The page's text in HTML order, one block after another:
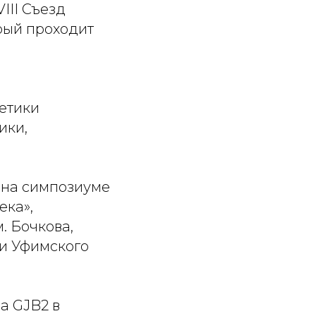
Съезд
проходит
симпозиуме
Бочкова,
Уфимского
GJB2 в